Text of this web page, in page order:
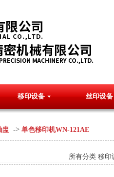
移印设备 丝印设备
盅 -> 单色移印机WN-121AE
所有分类 移印